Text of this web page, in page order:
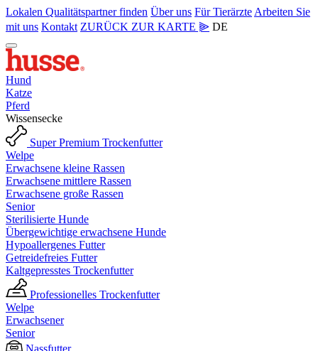
Lokalen Qualitätspartner finden Über uns Für Tierärzte Arbeiten Sie
mit uns Kontakt ZURÜCK ZUR KARTE ⫸ DE
Hund
Katze
Pferd
Wissensecke
Super Premium Trockenfutter
Welpe
Erwachsene kleine Rassen
Erwachsene mittlere Rassen
Erwachsene große Rassen
Senior
Sterilisierte Hunde
Übergewichtige erwachsene Hunde
Hypoallergenes Futter
Getreidefreies Futter
Kaltgepresstes Trockenfutter
Professionelles Trockenfutter
Welpe
Erwachsener
Senior
Nassfutter